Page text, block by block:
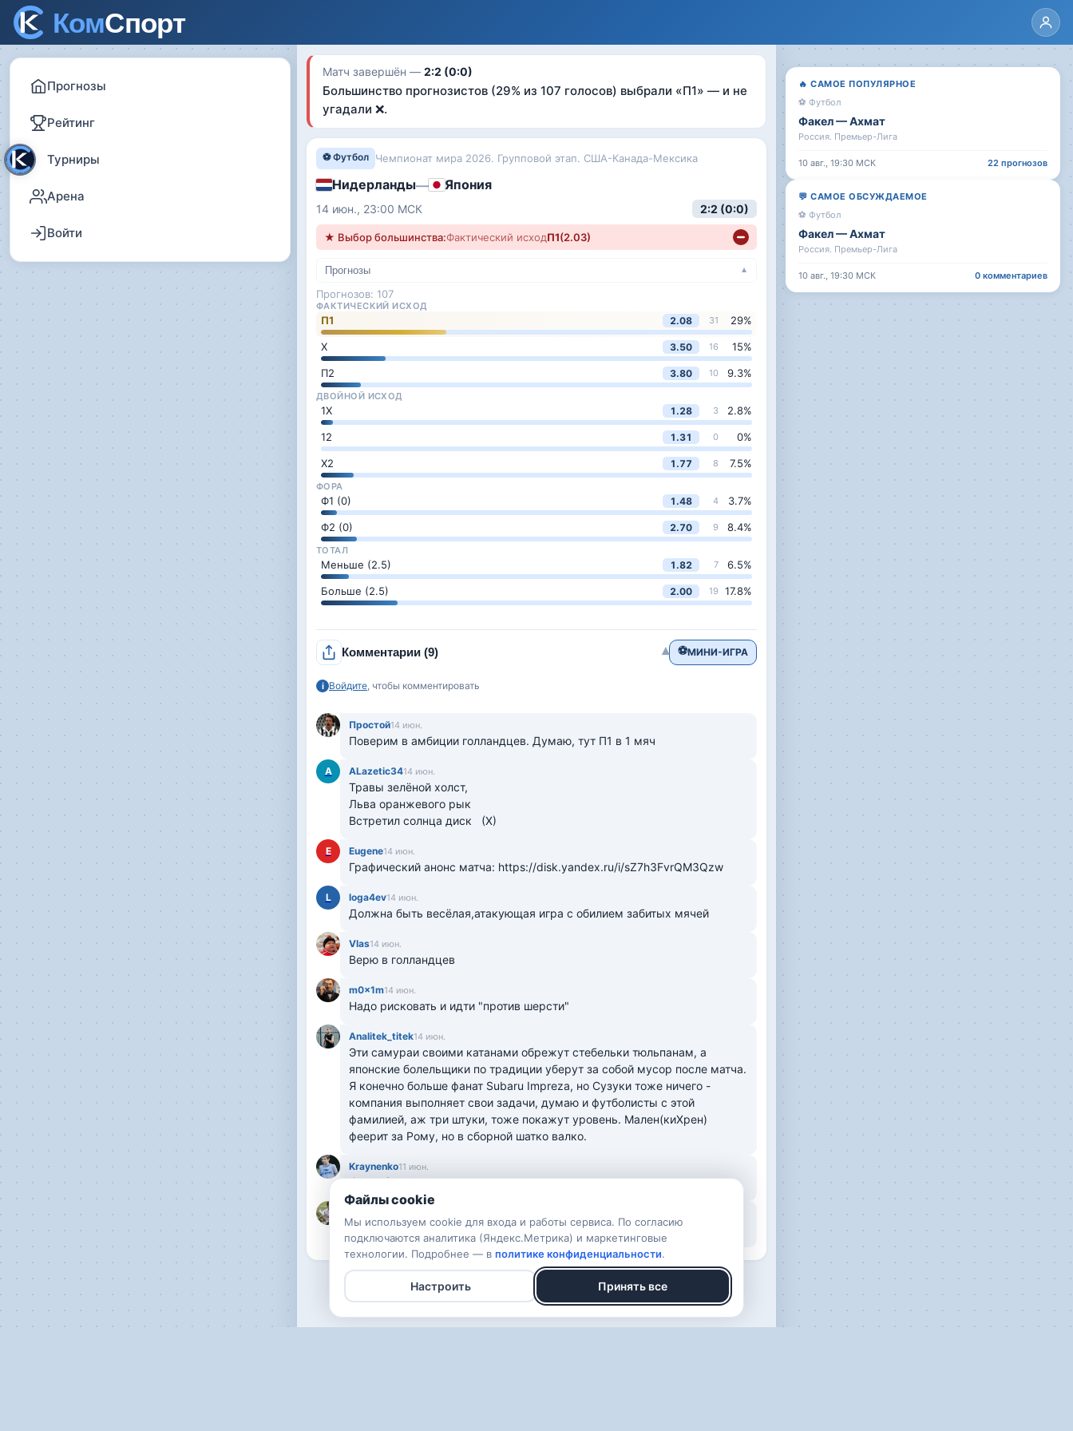
Файлы cookie
Мы используем cookie для входа и работы сервиса. По согласию
подключаются аналитика (Яндекс.Метрика) и маркетинговые
технологии. Подробнее — в политике конфиденциальности.
Настроить Принять все
Прогнозы
Рейтинг
Турниры
Арена
Войти
🔥 САМОЕ ПОПУЛЯРНОЕ
⚽ Футбол
Факел—Ахмат
Россия. Премьер-Лига
10 авг., 19:30 МСК 22 прогнозов
💬 САМОЕ ОБСУЖДАЕМОЕ
⚽ Футбол
Факел—Ахмат
Россия. Премьер-Лига
10 авг., 19:30 МСК 0 комментариев
Матч завершён — 2:2 (0:0)
Большинство прогнозистов (29% из 107 голосов) выбрали «П1» — и не
угадали ❌.
⚽ Футбол Чемпионат мира 2026. Групповой этап. США-Канада-Мексика
Нидерланды— Япония
14 июн., 23:00 МСК 2:2 (0:0)
★ Выбор большинства:Фактический исходП1(2.03)
Прогнозы ▼
Прогнозов: 107
ФАКТИЧЕСКИЙ ИСХОД
П1 2.08 31 29%
Х 3.50 16 15%
П2 3.80 10 9.3%
ДВОЙНОЙ ИСХОД
1Х 1.28 3 2.8%
12 1.31 0 0%
Х2 1.77 8 7.5%
ФОРА
Ф1 (0) 1.48 4 3.7%
Ф2 (0) 2.70 9 8.4%
ТОТАЛ
Меньше (2.5) 1.82 7 6.5%
Больше (2.5) 2.00 19 17.8%
⚽МИНИ-ИГРА
Комментарии (9) ▾
i Войдите, чтобы комментировать
Простой14 июн.
Поверим в амбиции голландцев. Думаю, тут П1 в 1 мяч
A ALazetic3414 июн.
Травы зелёной холст,
Льва оранжевого рык
Встретил солнца диск   (Х)
E Eugеne14 июн.
Графический анонс матча: https://disk.yandex.ru/i/sZ7h3FvrQM3Qzw
L loga4ev14 июн.
Должна быть весёлая,атакующая игра с обилием забитых мячей
Vlas14 июн.
Верю в голландцев
m0x1m14 июн.
Надо рисковать и идти "против шерсти"
Analitek_titek14 июн.
Эти самураи своими катанами обрежут стебельки тюльпанам, а
японские болельщики по традиции уберут за собой мусор после матча.
Я конечно больше фанат Subaru Impreza, но Сузуки тоже ничего -
компания выполняет свои задачи, думаю и футболисты с этой
фамилией, аж три штуки, тоже покажут уровень. Мален(киХрен)
феерит за Рому, но в сборной шатко валко.
Kraynenko11 июн.
私は日本を信じています
Нидерланды возьмут группу , но Японцы - темная лошадь ) Х2